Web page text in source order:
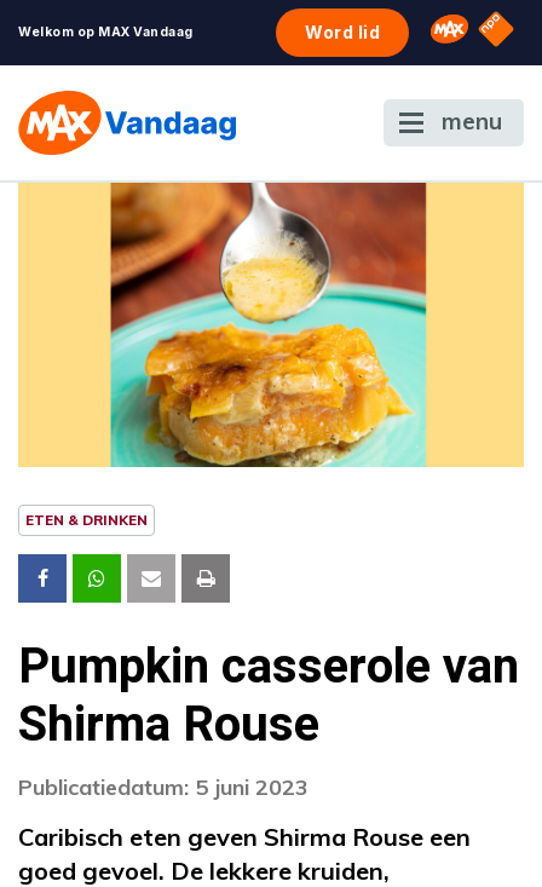
Welkom op MAX Vandaag Word lid Omroep
NPO
menu
ETEN & DRINKEN
Pumpkin casserole van
Shirma Rouse
Publicatiedatum: 5 juni 2023
Caribisch eten geven Shirma Rouse een
goed gevoel. De lekkere kruiden,